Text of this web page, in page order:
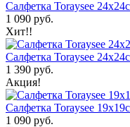
Салфетка Toraysee
1 090 руб.
Хит!!
Салфетка Toraysee
1 390 руб.
Акция!
Салфетка Toraysee
1 090 руб.